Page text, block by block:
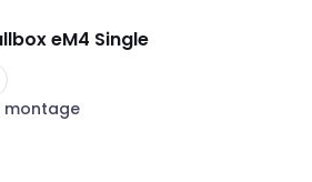
eM4 Single
montage